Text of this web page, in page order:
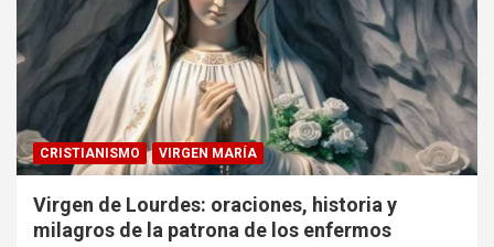
CRISTIANISMO VIRGEN MARÍA
Virgen de Lourdes: oraciones, historia y
milagros de la patrona de los enfermos